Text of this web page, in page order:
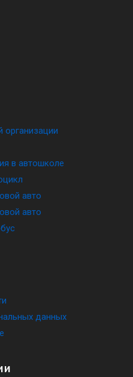
организации
в автошколе
авто
авто
данных